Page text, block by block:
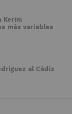
Kerim
más variables
al Cádiz